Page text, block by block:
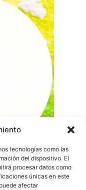
tecnologías como las
del dispositivo. El
procesar datos como
únicas en este
afectar